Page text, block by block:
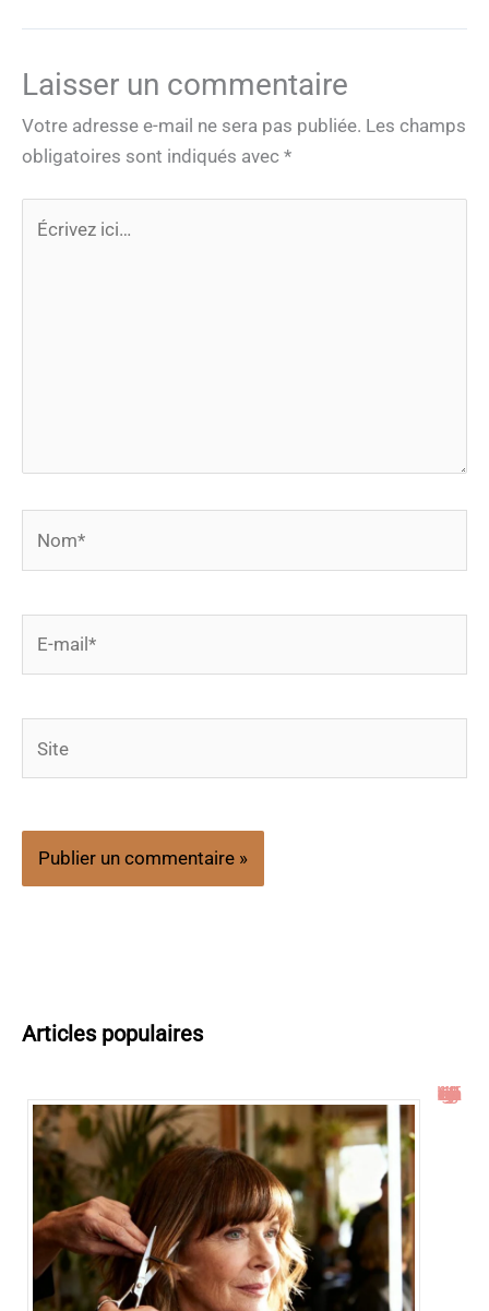
Laisser un commentaire
Votre adresse e-mail ne sera pas publiée. Les champs
obligatoires sont indiqués avec *
Articles populaires
Idées de coupe cheveux mi long dégradé effilé avec frange à 60 ans